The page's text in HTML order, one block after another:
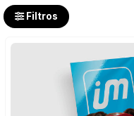
Filtros